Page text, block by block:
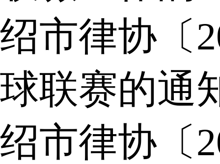
绍市律协〔
球联赛的通
绍市律协〔